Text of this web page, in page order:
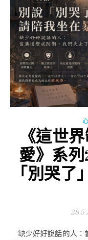
《這世
愛》系
「別哭了
28 5
缺少好好說話的人：當溝通變成防衛，我們失去了溫柔 你